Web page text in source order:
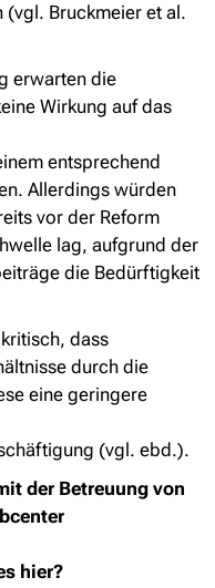
Bruckmeier et al.
erwarten die
Wirkung auf das
entsprechend
Allerdings würden
vor der Reform
lag, aufgrund der
die Bedürftigkeit
dass
durch die
eine geringere
(vgl. ebd.).
der Betreuung von
hier?